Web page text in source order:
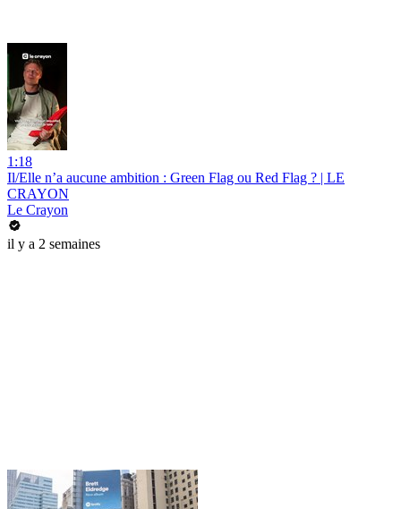
1:18
Il/Elle n’a aucune ambition : Green Flag ou Red Flag ? | LE
CRAYON
Le Crayon
il y a 2 semaines